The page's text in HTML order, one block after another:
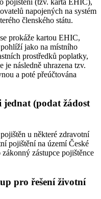
napojených na systém
členského státu.
prokáže kartou EHIC,
jako na místního
prostředků poplatky,
je následně uhrazena tzv.
a poté přeúčtována
jednat (podat žádost
u některé zdravotní
pojištění na území České
zástupce pojištěnce
pro řešení životní